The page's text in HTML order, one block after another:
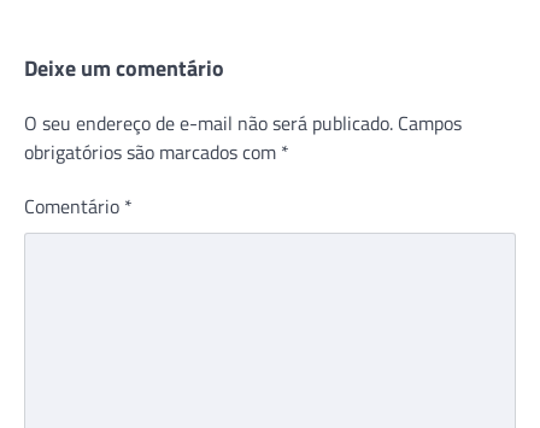
Deixe um comentário
O seu endereço de e-mail não será publicado. Campos
obrigatórios são marcados com *
Comentário *